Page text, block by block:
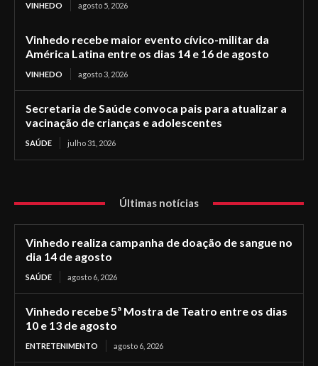
VINHEDO agosto 5, 2026
Vinhedo recebe maior evento cívico-militar da
América Latina entre os dias 14 e 16 de agosto
VINHEDO agosto 3, 2026
Secretaria de Saúde convoca pais para atualizar a
vacinação de crianças e adolescentes
SAÚDE julho 31, 2026
Últimas notícias
Vinhedo realiza campanha de doação de sangue no
dia 14 de agosto
SAÚDE agosto 6, 2026
Vinhedo recebe 5ª Mostra de Teatro entre os dias
10 e 13 de agosto
ENTRETENIMENTO agosto 6, 2026